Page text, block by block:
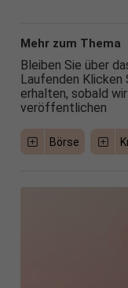
Mehr zum Thema
Bleiben Sie über
Laufenden Klicken
erhalten, sobald
veröffentlichen
Börse